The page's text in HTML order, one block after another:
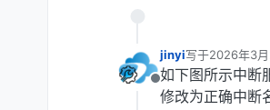
离线
jinyi写于2026年3
最后由 jinyi 编
如下图所示中断
修改为正确中断